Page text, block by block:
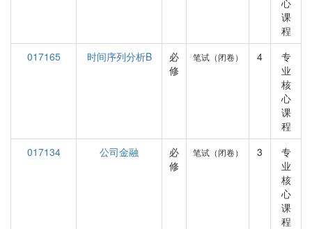
心
课
程
017165
时间序列分析B
必
修
笔试（闭卷） 4
专
业
核
心
课
程
017134
公司金融
必
修
笔试（闭卷） 3
专
业
核
心
课
程